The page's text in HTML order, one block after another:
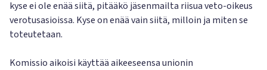
kyse ei ole enää siitä, pitääkö jäsenmailta riisua veto-oikeus
verotusasioissa. Kyse on enää vain siitä, milloin ja miten se
toteutetaan.
Komissio aikoisi käyttää aikeeseensa unionin